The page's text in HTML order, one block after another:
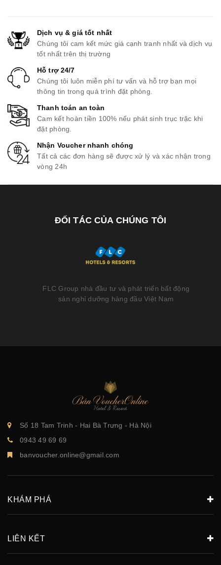
Dịch vụ & giá tốt nhất
Chúng tôi cam kết mức giá cạnh tranh nhất và dịch vụ
tốt nhất trên thị trường
Hỗ trợ 24/7
Chúng tôi luôn miễn phí tư vấn và hỗ trợ bạn mọi
thông tin trong quá trình đặt phòng.
Thanh toán an toàn
Cam kết hoàn tiền 100% nếu phát sinh trục trặc khi
đặt phòng.
Nhận Voucher nhanh chóng
Tất cả các đơn hàng sẽ được xử lý và xác nhận trong
vòng 24h
ĐỐI TÁC CỦA CHÚNG TÔI
FLC Group nhà đầu tư và phát triển bất động
sản nghỉ dưỡng hàng đầu Việt Nam
Số 18 Tam Trinh - Hai Bà Trưng - Hà Nội
0943 49 69 69
banvoucher.online@gmail.com
KHÁM PHÁ
LIÊN KẾT